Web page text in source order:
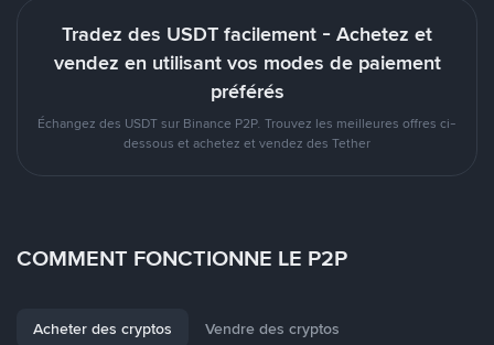
Tradez des USDT facilement - Achetez et
vendez en utilisant vos modes de paiement
préférés
Échangez des USDT sur Binance P2P. Trouvez les meilleures offres ci-
dessous et achetez et vendez des Tether
COMMENT FONCTIONNE LE P2P
Acheter des cryptos Vendre des cryptos